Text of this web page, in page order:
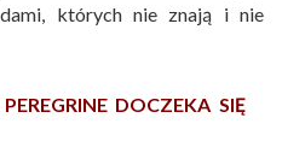
których nie znają i nie
DOCZEKA SIĘ